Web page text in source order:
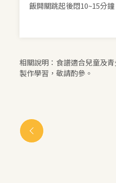
飯開關跳起後悶10~15分
相關說明：食譜適合兒童及
製作學習，敬請酌參。